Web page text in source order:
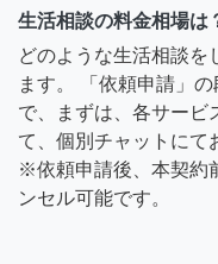
生活相談の料金相場は
どのような生活相談を
ます。 「依頼申請」
で、まずは、各サービ
て、個別チャットにて
※依頼申請後、本契約
ンセル可能です。